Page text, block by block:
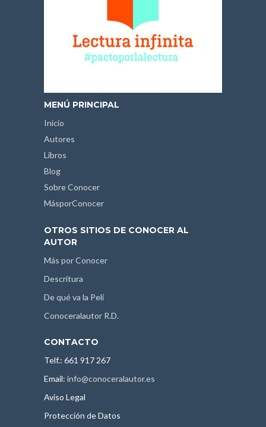
MENÚ PRINCIPAL
Inicio
Autores
Libros
Blog
Sobre Conocer
MásporConocer
OTROS SITIOS DE CONOCER AL
AUTOR
Más por Conocer
Descritura
De qué va la Peli
Conoceralautor R.D.
CONTACTO
Telf.: 661 917 267
Email: info@conoceralautor.es
Aviso Legal
Protección de Datos